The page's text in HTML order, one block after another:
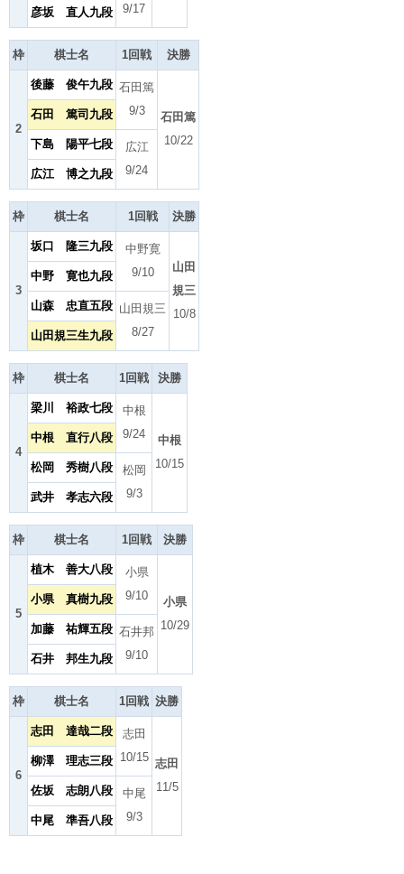
9/17
彦坂 直人九段
枠 棋士名 1回戦 決勝
2
後藤 俊午九段 石田篤
9/3
石田篤
10/22
石田 篤司九段
下島 陽平七段
広江
9/24
広江 博之九段
枠 棋士名 1回戦 決勝
3
坂口 隆三九段
中野寛
9/10
山田
規三
10/8
中野 寛也九段
山森 忠直五段 山田規三
8/27
山田規三生九段
枠 棋士名 1回戦 決勝
4
梁川 裕政七段
中根
9/24
中根
10/15
中根 直行八段
松岡 秀樹八段
松岡
9/3
武井 孝志六段
枠 棋士名 1回戦 決勝
5
植木 善大八段
小県
9/10
小県
10/29
小県 真樹九段
加藤 祐輝五段 石井邦
9/10
石井 邦生九段
枠 棋士名 1回戦 決勝
6
志田 達哉二段
志田
10/15 志田
11/5
柳澤 理志三段
佐坂 志朗八段
中尾
9/3
中尾 準吾八段